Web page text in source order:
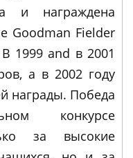
и награждена
Goodman Fielder
1999 and в 2001
а в 2002 году
награды. Победа
конкурсе
за высокие